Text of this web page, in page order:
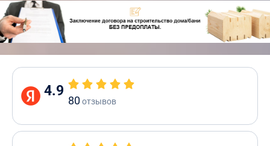
4.9
80отзывов